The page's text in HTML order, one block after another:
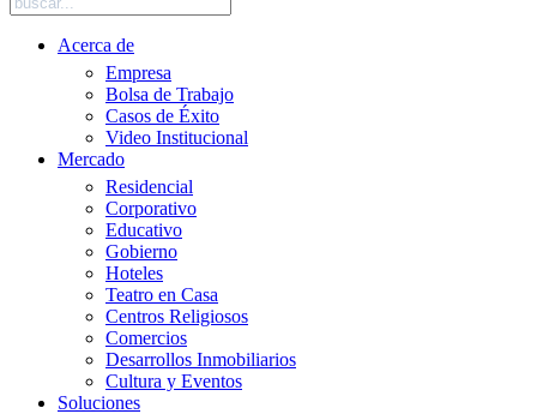
Acerca de
Empresa
Bolsa de Trabajo
Casos de Éxito
Video Institucional
Mercado
Residencial
Corporativo
Educativo
Gobierno
Hoteles
Teatro en Casa
Centros Religiosos
Comercios
Desarrollos Inmobiliarios
Cultura y Eventos
Soluciones